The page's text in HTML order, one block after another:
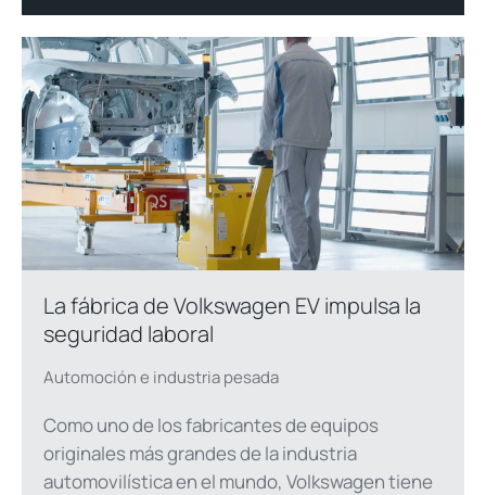
La fábrica de Volkswagen EV impulsa la
seguridad laboral
Automoción e industria pesada
Como uno de los fabricantes de equipos
originales más grandes de la industria
automovilística en el mundo, Volkswagen tiene